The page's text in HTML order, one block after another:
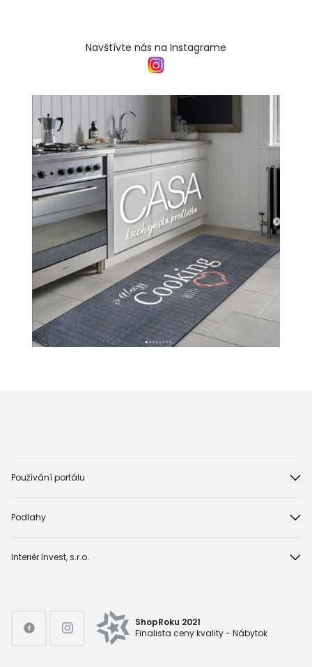
Navštívte nás na Instagrame
Používání portálu
Podlahy
Interiér Invest, s.r.o.
ShopRoku 2021
Finalista ceny kvality - Nábytok